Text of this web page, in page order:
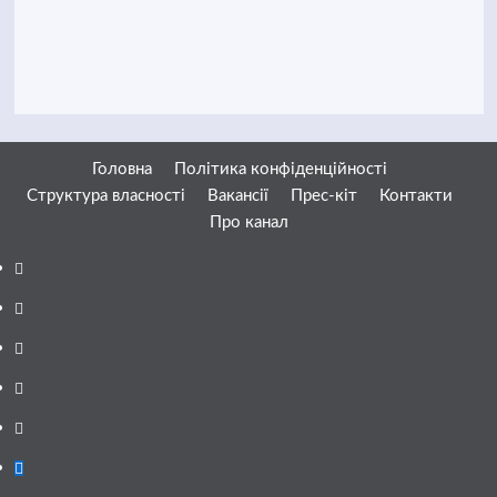
Головна
Політика конфіденційності
Структура власності
Вакансії Прес-кіт
Контакти
Про канал
Facebook
YouTube
Telegram
Instagram
Twitter
Google